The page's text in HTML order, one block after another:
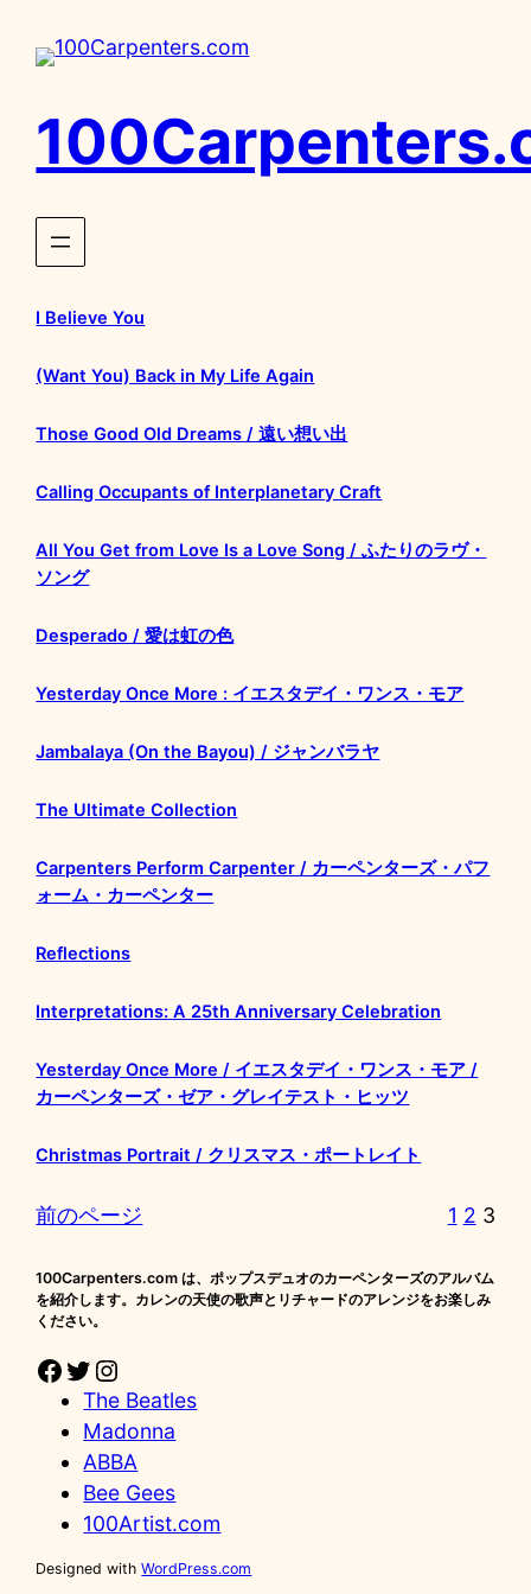
I Believe You
(Want You) Back in My Life Again
Those Good Old Dreams / 遠い想い出
Calling Occupants of Interplanetary Craft
All You Get from Love Is a Love Song / ふたりのラヴ・
ソング
Desperado / 愛は虹の色
Yesterday Once More : イエスタデイ・ワンス・モア
Jambalaya (On the Bayou) / ジャンバラヤ
The Ultimate Collection
Carpenters Perform Carpenter / カーペンターズ・パフ
ォーム・カーペンター
Reflections
Interpretations: A 25th Anniversary Celebration
Yesterday Once More / イエスタデイ・ワンス・モア /
カーペンターズ・ゼア・グレイテスト・ヒッツ
Christmas Portrait / クリスマス・ポートレイト
前のページ 1 2 3
100Carpenters.com は、ポップスデュオのカーペンターズのアルバム
を紹介します。カレンの天使の歌声とリチャードのアレンジをお楽しみ
ください。
Facebook Twitter Instagram
The Beatles
Madonna
ABBA
Bee Gees
100Artist.com
Designed withWordPress.com